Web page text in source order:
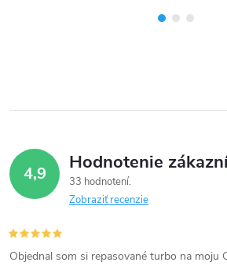
4,9 Hodnotenie
33 hodnotení
Zobraziť recenzie
Objednal som si repasované turbo na moju